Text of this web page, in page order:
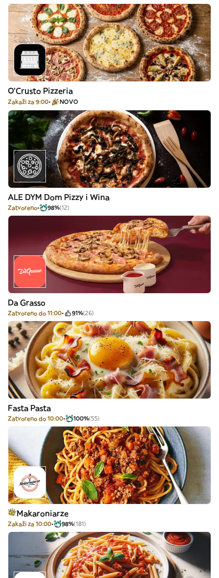
O'Crusto Pizzeria
Zakaži za 9:00 NOVO
ALE DYM Dom Pizzy i Wina
Zatvoreno 98%(12)
Da Grasso
Zatvoreno do 11:00 91%(26)
Fasta Pasta
Zatvoreno do 10:00 100%(55)
Makaroniarze
Zakaži za 10:00 98%(181)